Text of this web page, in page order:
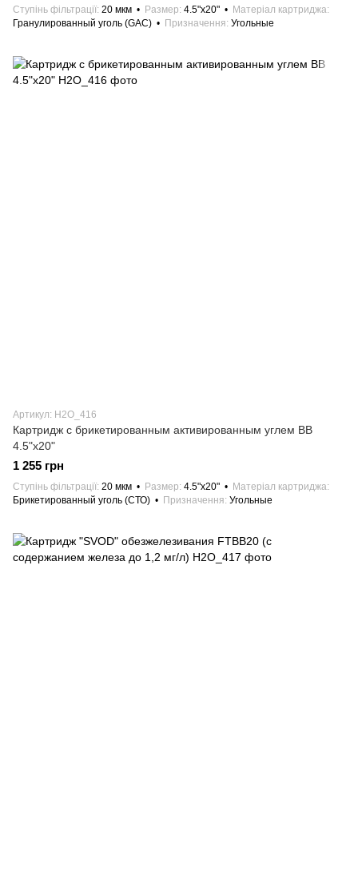
Ступінь фільтрації 20 мкм Размер 4.5"х20"
Матеріал картриджа
Гранулированный уголь (GAC)
Призначення Угольные
Артикул: H2О_416
Картридж с брикетированным активированным углем ВВ
4.5"х20"
1 255 грн
Ступінь фільтрації 20 мкм Размер 4.5"х20"
Матеріал картриджа
Брикетированный уголь (СТО)
Призначення Угольные